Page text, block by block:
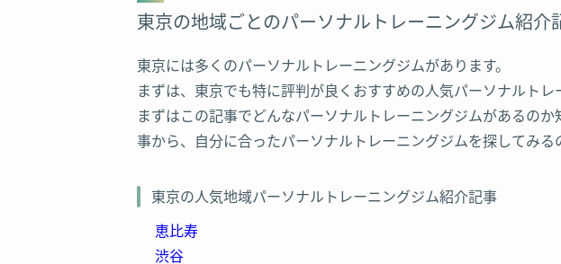
パームス新宿店
MMM(トリプルエム)六本木店
24/7ワークアウト品川店
東京の地域ごとのパーソナルトレーニングジム紹介
東京には多くのパーソナルトレーニングジムがあります。
まずは、東京でも特に評判が良くおすすめの人気パーソナルトレ
まずはこの記事でどんなパーソナルトレーニングジムがあるの
事から、自分に合ったパーソナルトレーニングジムを探してみる
東京の人気地域パーソナルトレーニングジム紹介記事
恵比寿
渋谷